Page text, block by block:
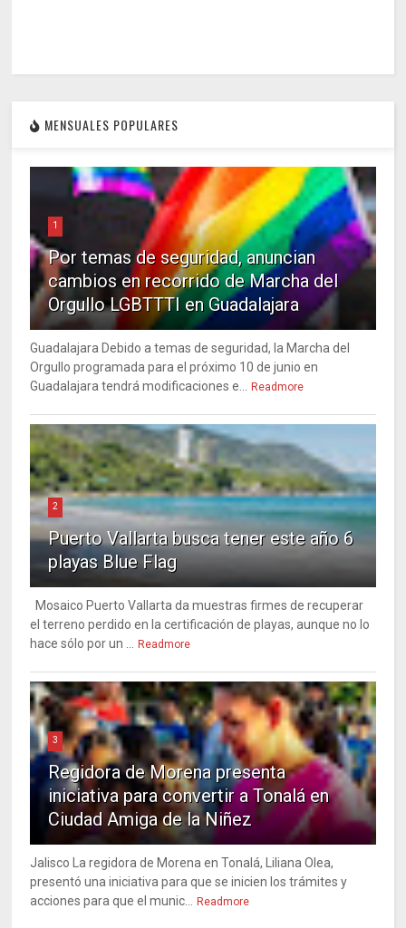
MENSUALES POPULARES
1
Por temas de seguridad, anuncian
cambios en recorrido de Marcha del
Orgullo LGBTTTI en Guadalajara
Guadalajara Debido a temas de seguridad, la Marcha del
Orgullo programada para el próximo 10 de junio en
Guadalajara tendrá modificaciones e... Readmore
2
Puerto Vallarta busca tener este año 6
playas Blue Flag
Mosaico Puerto Vallarta da muestras firmes de recuperar
el terreno perdido en la certificación de playas, aunque no lo
hace sólo por un ... Readmore
3
Regidora de Morena presenta
iniciativa para convertir a Tonalá en
Ciudad Amiga de la Niñez
Jalisco La regidora de Morena en Tonalá, Liliana Olea,
presentó una iniciativa para que se inicien los trámites y
acciones para que el munic... Readmore